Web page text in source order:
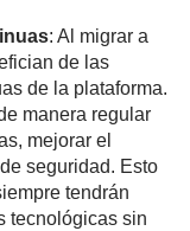
: Al migrar a
de las
de la plataforma.
manera regular
mejorar el
seguridad. Esto
tendrán
tecnológicas sin